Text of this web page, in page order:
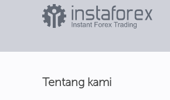
Tentang kami